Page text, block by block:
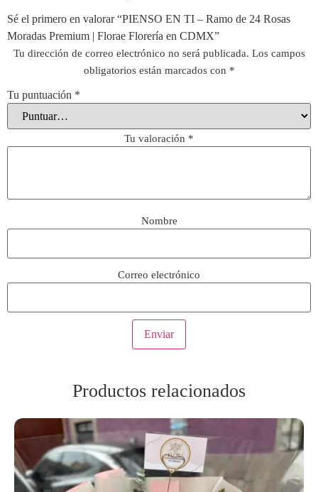
Sé el primero en valorar “PIENSO EN TI – Ramo de 24 Rosas
Moradas Premium | Florae Florería en CDMX”
Tu dirección de correo electrónico no será publicada. Los campos
obligatorios están marcados con *
Tu puntuación *
Tu valoración *
Nombre
Correo electrónico
Productos relacionados